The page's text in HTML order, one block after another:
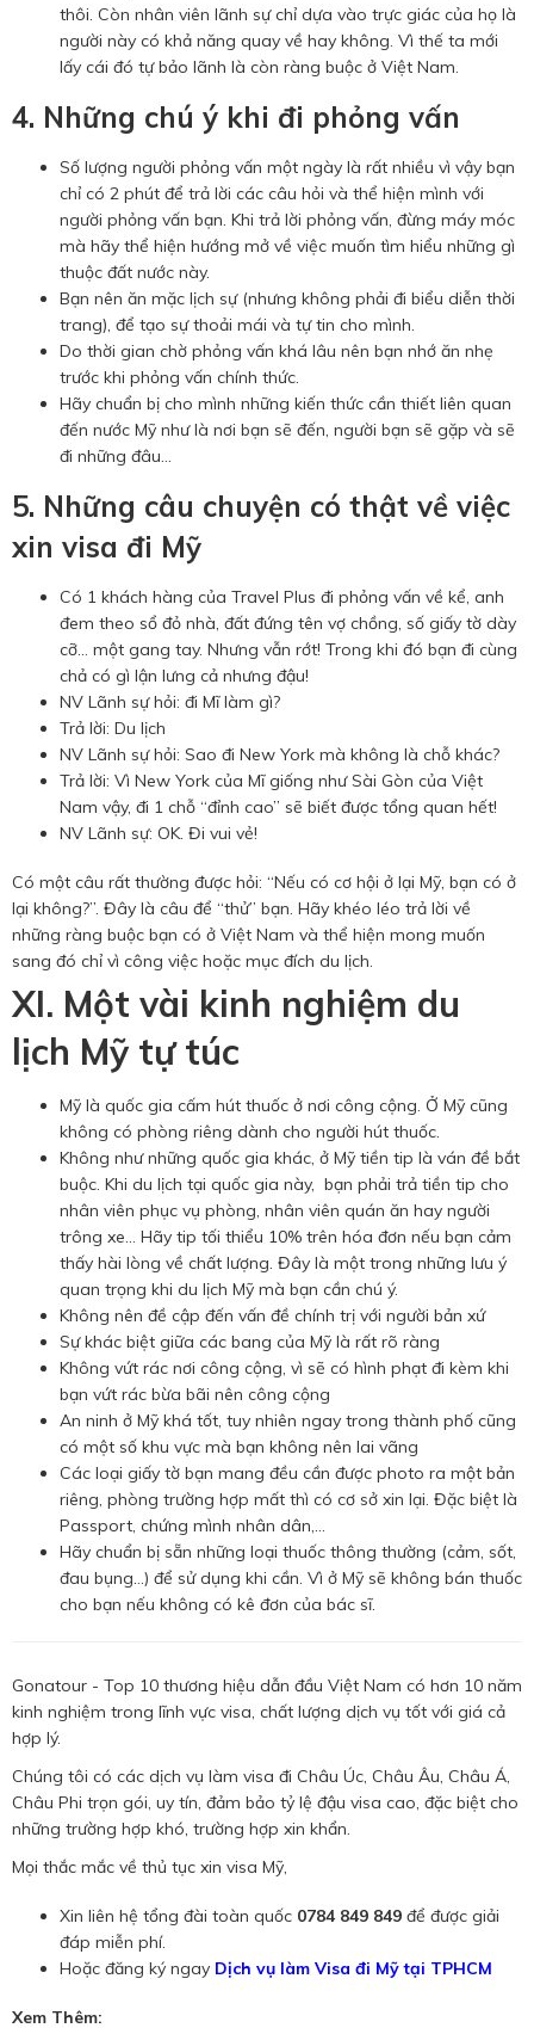
thôi. Còn nhân viên lãnh sự chỉ dựa vào trực giác của họ là
người này có khả năng quay về hay không. Vì thế ta mới
lấy cái đó tự bảo lãnh là còn ràng buộc ở Việt Nam.
4. Những chú ý khi đi phỏng vấn
Số lượng người phỏng vấn một ngày là rất nhiều vì vậy bạn
chỉ có 2 phút để trả lời các câu hỏi và thể hiện mình với
người phỏng vấn bạn. Khi trả lời phỏng vấn, đừng máy móc
mà hãy thể hiện hướng mở về việc muốn tìm hiểu những gì
thuộc đất nước này.
Bạn nên ăn mặc lịch sự (nhưng không phải đi biểu diễn thời
trang), để tạo sự thoải mái và tự tin cho mình.
Do thời gian chờ phỏng vấn khá lâu nên bạn nhớ ăn nhẹ
trước khi phỏng vấn chính thức.
Hãy chuẩn bị cho mình những kiến thức cần thiết liên quan
đến nước Mỹ như là nơi bạn sẽ đến, người bạn sẽ gặp và sẽ
đi những đâu…
5. Những câu chuyện có thật về việc
xin visa đi Mỹ
Có 1 khách hàng của Travel Plus đi phỏng vấn về kể, anh
đem theo sổ đỏ nhà, đất đứng tên vợ chồng, số giấy tờ dày
cỡ… một gang tay. Nhưng vẫn rớt! Trong khi đó bạn đi cùng
chả có gì lận lưng cả nhưng đậu!
NV Lãnh sự hỏi: đi Mĩ làm gì?
Trả lời: Du lịch
NV Lãnh sự hỏi: Sao đi New York mà không là chỗ khác?
Trả lời: Vì New York của Mĩ giống như Sài Gòn của Việt
Nam vậy, đi 1 chỗ “đỉnh cao” sẽ biết được tổng quan hết!
NV Lãnh sự: OK. Đi vui vẻ!
Có một câu rất thường được hỏi: “Nếu có cơ hội ở lại Mỹ, bạn có ở
lại không?”. Đây là câu để “thử” bạn. Hãy khéo léo trả lời về
những ràng buộc bạn có ở Việt Nam và thể hiện mong muốn
sang đó chỉ vì công việc hoặc mục đích du lịch.
XI. Một vài kinh nghiệm du
lịch Mỹ tự túc
Mỹ là quốc gia cấm hút thuốc ở nơi công cộng. Ở Mỹ cũng
không có phòng riêng dành cho người hút thuốc.
Không như những quốc gia khác, ở Mỹ tiền tip là ván đề bắt
buộc. Khi du lịch tại quốc gia này, bạn phải trả tiền tip cho
nhân viên phục vụ phòng, nhân viên quán ăn hay người
trông xe… Hãy tip tối thiểu 10% trên hóa đơn nếu bạn cảm
thấy hài lòng về chất lượng. Đây là một trong những lưu ý
quan trọng khi du lịch Mỹ mà bạn cần chú ý.
Không nên đề cập đến vấn đề chính trị với người bản xứ
Sự khác biệt giữa các bang của Mỹ là rất rõ ràng
Không vứt rác nơi công cộng, vì sẽ có hình phạt đi kèm khi
bạn vứt rác bừa bãi nên công cộng
An ninh ở Mỹ khá tốt, tuy nhiên ngay trong thành phố cũng
có một số khu vực mà bạn không nên lai vãng
Các loại giấy tờ bạn mang đều cần được photo ra một bản
riêng, phòng trường hợp mất thì có cơ sở xin lại. Đặc biệt là
Passport, chứng mình nhân dân,...
Hãy chuẩn bị sẵn những loại thuốc thông thường (cảm, sốt,
đau bụng…) để sử dụng khi cần. Vì ở Mỹ sẽ không bán thuốc
cho bạn nếu không có kê đơn của bác sĩ.
Gonatour - Top 10 thương hiệu dẫn đầu Việt Nam có hơn 10 năm
kinh nghiệm trong lĩnh vực visa, chất lượng dịch vụ tốt với giá cả
hợp lý.
Chúng tôi có các dịch vụ làm visa đi Châu Úc, Châu Âu, Châu Á,
Châu Phi trọn gói, uy tín, đảm bảo tỷ lệ đậu visa cao, đặc biệt cho
những trường hợp khó, trường hợp xin khẩn.
Mọi thắc mắc về thủ tục xin visa Mỹ,
Xin liên hệ tổng đài toàn quốc 0784 849 849 để được giải
đáp miễn phí.
Hoặc đăng ký ngay Dịch vụ làm Visa đi Mỹ tại TPHCM
Xem Thêm: